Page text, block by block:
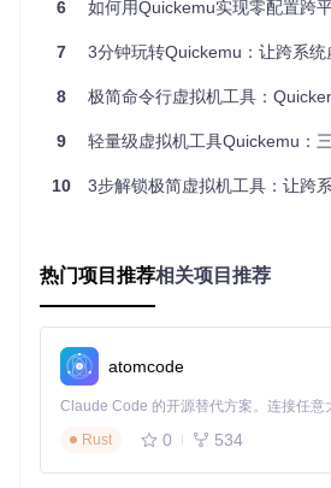
2.1 环境准备：5分钟完成依赖配置
在开始使用Quickemu前，需要确保系
件。不同Linux发行版的安装命令略有
sudo apt install -y qemu-system
安装完成后，克隆项目仓库获取最新版
cd
6 如何用Quickemu实现零配置跨平
7 3分钟玩转Quickemu：让跨系
8 极简命令行虚拟机工具：
9 轻量级虚拟机工具Quickemu：三
10 3步解锁极简虚拟机工具：让跨系统测试效
热门项目推荐相关项目推荐
atomcode
Rust
0 534